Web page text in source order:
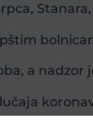
a nadzor